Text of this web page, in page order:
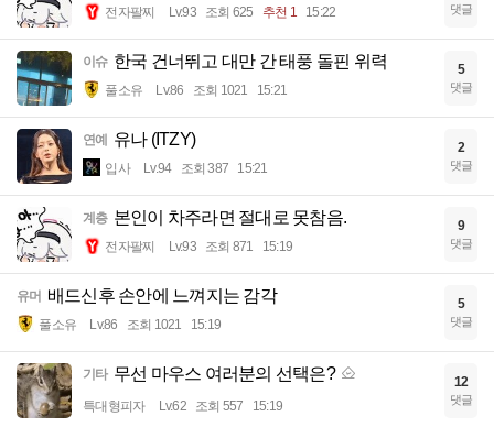
전자팔찌 Lv.93 조회 625 추천 1 15:22 댓글
이슈 한국 건너뛰고 대만 간 태풍 돌핀 위력
풀소유 Lv.86 조회 1021 15:21
5
댓글
연예 유나 (ITZY)
입사 Lv.94 조회 387 15:21
2
댓글
계층 본인이 차주라면 절대로 못참음.
전자팔찌 Lv.93 조회 871 15:19
9
댓글
유머 배드신후 손안에 느껴지는 감각
풀소유 Lv.86 조회 1021 15:19
5
댓글
기타 무선 마우스 여러분의 선택은?
특대형피자 Lv.62 조회 557 15:19
12
댓글